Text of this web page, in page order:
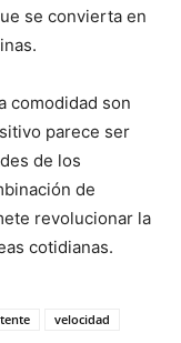
se convierta en
comodidad son
parece ser
de los
de
revolucionar la
cotidianas.
velocidad